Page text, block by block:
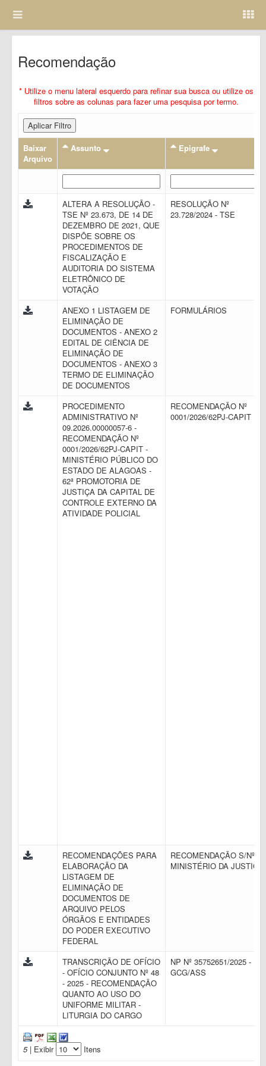
Recomendação
* Utilize o menu lateral esquerdo para refinar sua busca ou utilize os
filtros sobre as colunas para fazer uma pesquisa por termo.
Aplicar Filtro
Baixar
Arquivo
Assunto Epigrafe
ALTERA A RESOLUÇÃO -
TSE Nº 23.673, DE 14 DE
DEZEMBRO DE 2021, QUE
DISPÕE SOBRE OS
PROCEDIMENTOS DE
FISCALIZAÇÃO E
AUDITORIA DO SISTEMA
ELETRÔNICO DE
VOTAÇÃO
RESOLUÇÃO Nº
23.728/2024 - TSE
ANEXO 1 LISTAGEM DE
ELIMINAÇÃO DE
DOCUMENTOS - ANEXO 2
EDITAL DE CIÊNCIA DE
ELIMINAÇÃO DE
DOCUMENTOS - ANEXO 3
TERMO DE ELIMINAÇÃO
DE DOCUMENTOS
FORMULÁRIOS
PROCEDIMENTO
ADMINISTRATIVO Nº
09.2026.00000057-6 -
RECOMENDAÇÃO Nº
0001/2026/62PJ-CAPIT -
MINISTÉRIO PÚBLICO DO
ESTADO DE ALAGOAS -
62ª PROMOTORIA DE
JUSTIÇA DA CAPITAL DE
CONTROLE EXTERNO DA
ATIVIDADE POLICIAL
RECOMENDAÇÃO Nº
0001/2026/62PJ-CAPIT
RECOMENDAÇÕES PARA
ELABORAÇÃO DA
LISTAGEM DE
ELIMINAÇÃO DE
DOCUMENTOS DE
ARQUIVO PELOS
ÓRGÃOS E ENTIDADES
DO PODER EXECUTIVO
FEDERAL
RECOMENDAÇÃO S/Nº -
MINISTÉRIO DA JUSTIÇA
TRANSCRIÇÃO DE OFÍCIO
- OFÍCIO CONJUNTO Nº 48
- 2025 - RECOMENDAÇÃO
QUANTO AO USO DO
UNIFORME MILITAR -
LITURGIA DO CARGO
NP Nº 35752651/2025 -
GCG/ASS
5| Exibir Itens